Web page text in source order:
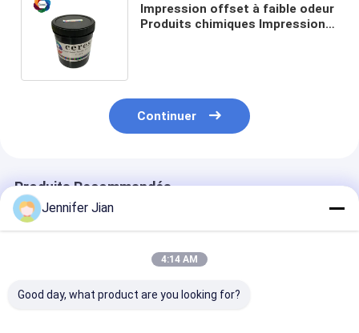
Impression offset à faible odeur
Produits chimiques Impression à
Continuer
Produits Recommandés
Jennifer Jian
4:14 AM
Good day, what product are you looking for?